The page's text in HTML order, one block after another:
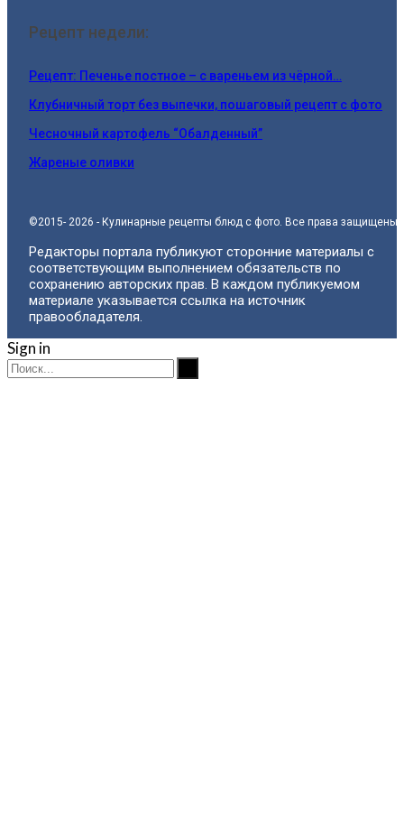
Рецепт недели:
Рецепт: Печенье постное – с вареньем из чёрной…
Клубничный торт без выпечки, пошаговый рецепт с фото
Чесночный картофель “Обалденный”
Жареные оливки
©2015- 2026 - Кулинарные рецепты блюд с фото. Все права защищены.
Редакторы портала публикуют сторонние материалы с
соответствующим выполнением обязательств по
сохранению авторских прав. В каждом публикуемом
материале указывается ссылка на источник
правообладателя.
Sign in